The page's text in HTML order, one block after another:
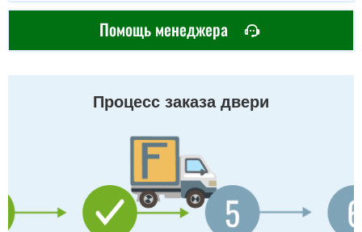
Помощь менеджера
Процесс заказа двери